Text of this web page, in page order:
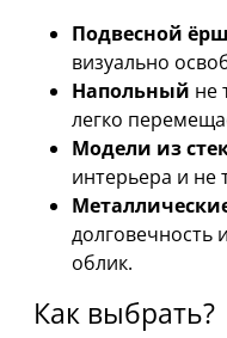
Подвесной
визуально
Напольный не
легко
Модели из
интерьера и не
облик.
Как выбрать?